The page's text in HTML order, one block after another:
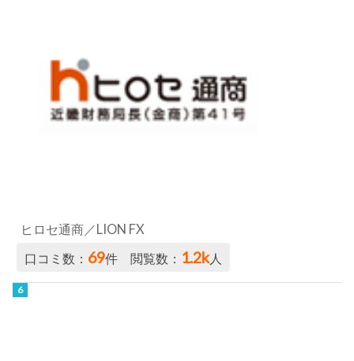
ヒロセ通商／LION FX
口コミ数： 69件 閲覧数： 1.2k人